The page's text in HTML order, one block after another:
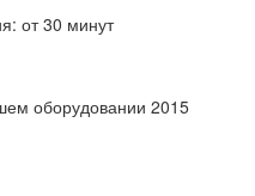
от 30 минут
оборудовании 2015